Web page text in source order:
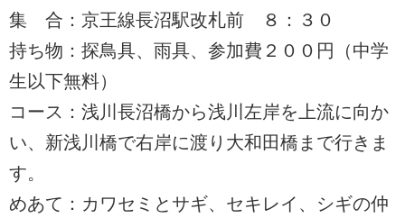
集 合：京王線長沼駅改札前 ８：３０
持ち物：探鳥具、雨具、参加費２００円（中学
生以下無料）
コース：浅川長沼橋から浅川左岸を上流に向か
い、新浅川橋で右岸に渡り大和田橋まで行きま
す。
めあて：カワセミとサギ、セキレイ、シギの仲